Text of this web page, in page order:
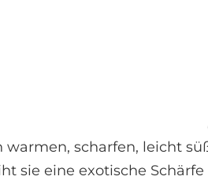
scharfen, leicht
sie eine exotische